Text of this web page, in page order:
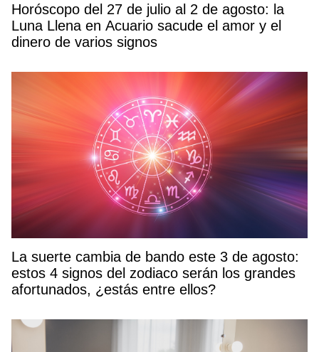
Horóscopo del 27 de julio al 2 de agosto: la
Luna Llena en Acuario sacude el amor y el
dinero de varios signos
La suerte cambia de bando este 3 de agosto:
estos 4 signos del zodiaco serán los grandes
afortunados, ¿estás entre ellos?